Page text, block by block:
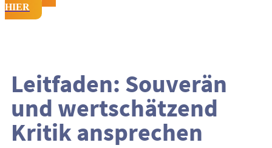
HIER
Leitfaden: Souverän
und wertschätzend
Kritik ansprechen